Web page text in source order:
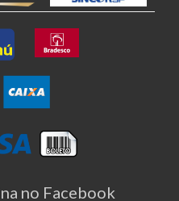
no Facebook